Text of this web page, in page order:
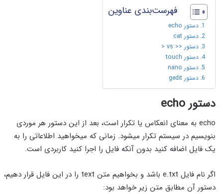
فهرست‌بندی عناوین
دستور echo
دستور cat
دستور << vs <
دستور touch
دستور nano
دستور gedit
دستور echo
echo به معنای انعکاس یا تکرار است، بعد از این دستور هر موردی
بنویسیم در سیستم تکرار میشود. زمانی که میخواهید اطلاعاتی را به
یک فایل اضافه کنید بدون آنکه فایل را اجرا کنید کاربردی است.
اگر نام فایل e.txt باشد و بخواهیم متن text را در این فایل قرار دهیم،
دستور آن مطابق متن زیر خواهد بود: